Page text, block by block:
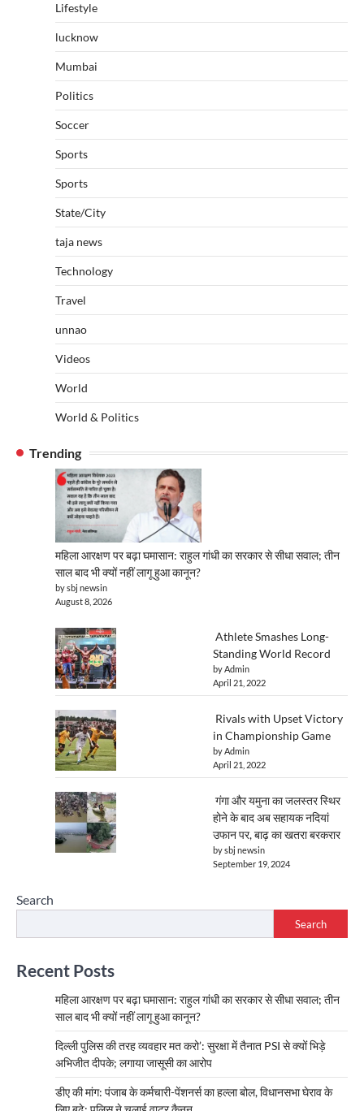
Lifestyle
lucknow
Mumbai
Politics
Soccer
Sports
Sports
State/City
taja news
Technology
Travel
unnao
Videos
World
World & Politics
Trending
महिला आरक्षण पर बढ़ा घमासान: राहुल गांधी का सरकार से सीधा सवाल; तीन
साल बाद भी क्यों नहीं लागू हुआ कानून?
by sbj newsin
August 8, 2026
Athlete Smashes Long-
Standing World Record
by Admin
April 21, 2022
Rivals with Upset Victory
in Championship Game
by Admin
April 21, 2022
गंगा और यमुना का जलस्तर स्थिर
होने के बाद अब सहायक नदियां
उफान पर, बाढ़ का खतरा बरकरार
by sbj newsin
September 19, 2024
Search
Search
Recent Posts
महिला आरक्षण पर बढ़ा घमासान: राहुल गांधी का सरकार से सीधा सवाल; तीन
साल बाद भी क्यों नहीं लागू हुआ कानून?
दिल्ली पुलिस की तरह व्यवहार मत करो’: सुरक्षा में तैनात PSI से क्यों भिड़े
अभिजीत दीपके; लगाया जासूसी का आरोप
डीए की मांग: पंजाब के कर्मचारी-पेंशनर्स का हल्ला बोल, विधानसभा घेराव के